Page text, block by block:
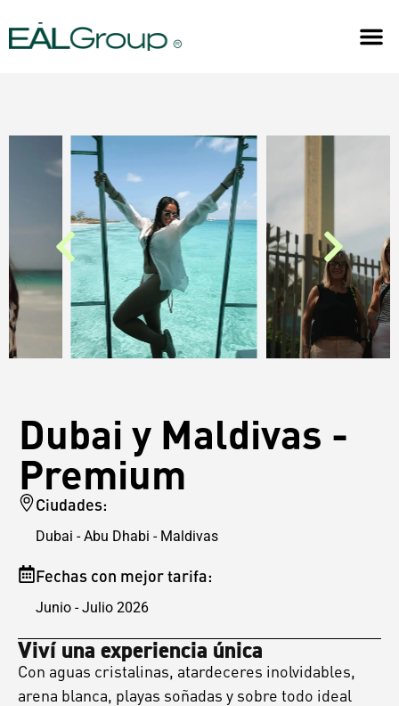
Dubai y Maldivas -
Premium
Ciudades:
Dubai - Abu Dhabi - Maldivas
Fechas con mejor tarifa:
Junio - Julio 2026
Viví una experiencia única
Con aguas cristalinas, atardeceres inolvidables,
arena blanca, playas soñadas y sobre todo ideal